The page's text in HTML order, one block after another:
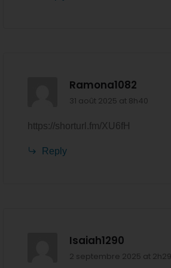
Ramona1082
31 août 2025 at 8h40
https://shorturl.fm/XU6fH
Reply
Isaiah1290
2 septembre 2025 at 2h29